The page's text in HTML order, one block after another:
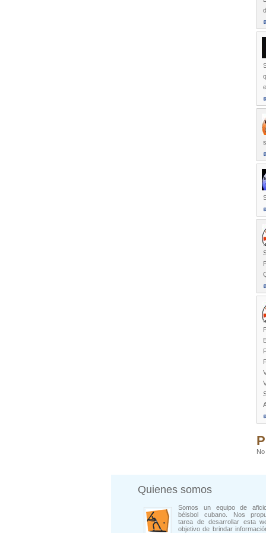
Quienes somos
Somos un equipo de
béisbol cubano. Nos
tarea de desarrollar esta
objetivo de brindar